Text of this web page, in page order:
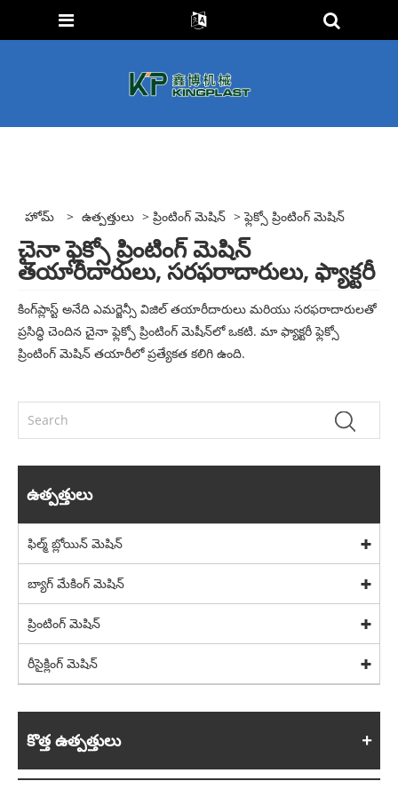
హోమ్ > ఉత్పత్తులు >ప్రింటింగ్ మెషిన్ > ఫ్లెక్సో ప్రింటింగ్ మెషిన్
చైనా ఫ్లెక్సో ప్రింటింగ్ మెషిన్
తయారీదారులు, సరఫరాదారులు, ఫ్యాక్టరీ
కింగ్‌ప్లాస్ట్ అనేది ఎమర్జెన్సీ విజిల్ తయారీదారులు మరియు సరఫరాదారులతో
ప్రసిద్ధి చెందిన చైనా ఫ్లెక్సో ప్రింటింగ్ మెషీన్‌లో ఒకటి. మా ఫ్యాక్టరీ ఫ్లెక్సో
ప్రింటింగ్ మెషిన్ తయారీలో ప్రత్యేకత కలిగి ఉంది.
ఉత్పత్తులు
ఫిల్మ్ బ్లోయిన్ మెషిన్
బ్యాగ్ మేకింగ్ మెషిన్
ప్రింటింగ్ మెషిన్
రీసైక్లింగ్ మెషిన్
కొత్త ఉత్పత్తులు